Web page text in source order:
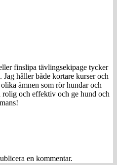
finslipa tävlingsekipage tycker
håller både kortare kurser och
ämnen som rör hundar och
och effektiv och ge hund och
en kommentar.